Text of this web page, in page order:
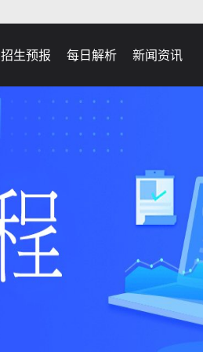
招生预报 每日解析
新闻资讯